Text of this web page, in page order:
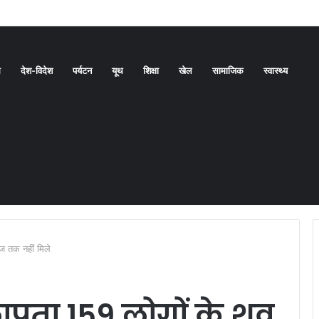
की दिशा में बड़ा कदम
देश-विदेश पर्यटन यूथ शिक्षा खेल सामाजिक स्वास्थ्य
तक नहीं मिले